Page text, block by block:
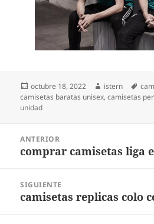
Publicado
el
octubre 18, 2022 Autor
istern
camisetas baratas unisex,camisetas
unidad
entradas
ANTERIOR
Entrada
comprar camisetas liga
SIGUIENTE
Entrada
camisetas replicas colo